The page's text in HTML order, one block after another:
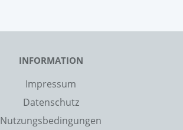
INFORMATION
Impressum
Datenschutz
Nutzungsbedingungen